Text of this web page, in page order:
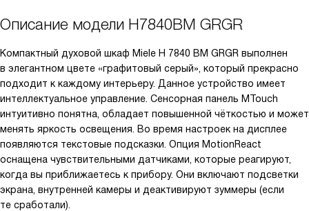
Описание модели H7840BM GRGR
Компактный духовой шкаф Miele H 7840 BM GRGR выполнен
в элегантном цвете «графитовый серый», который прекрасно
подходит к каждому интерьеру. Данное устройство имеет
интеллектуальное управление. Сенсорная панель MTouch
интуитивно понятна, обладает повышенной чёткостью и может
менять яркость освещения. Во время настроек на дисплее
появляются текстовые подсказки. Опция MotionReact
оснащена чувствительными датчиками, которые реагируют,
когда вы приближаетесь к прибору. Они включают подсветки
экрана, внутренней камеры и деактивируют зуммеры (если
те сработали).